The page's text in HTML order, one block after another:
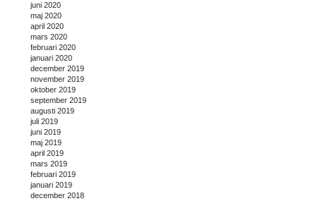
juni 2020
maj 2020
april 2020
mars 2020
februari 2020
januari 2020
december 2019
november 2019
oktober 2019
september 2019
augusti 2019
juli 2019
juni 2019
maj 2019
april 2019
mars 2019
februari 2019
januari 2019
december 2018